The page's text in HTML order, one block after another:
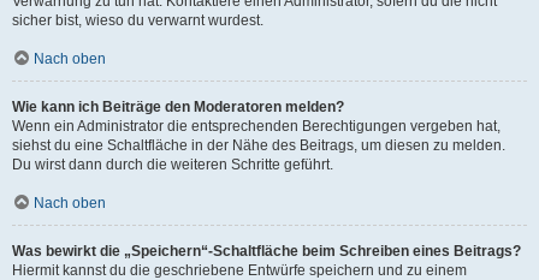
sicher bist, wieso du verwarnt wurdest.
Nach oben
Wie kann ich Beiträge den Moderatoren melden?
Wenn ein Administrator die entsprechenden Berechtigungen vergeben hat,
siehst du eine Schaltfläche in der Nähe des Beitrags, um diesen zu melden.
Du wirst dann durch die weiteren Schritte geführt.
Nach oben
Was bewirkt die „Speichern“-Schaltfläche beim Schreiben eines Beitrags?
Hiermit kannst du die geschriebene Entwürfe speichern und zu einem